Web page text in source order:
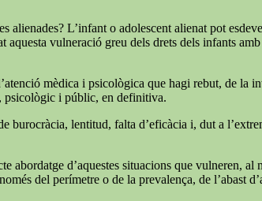
alienades? L’infant o adolescent alienat pot
aquesta vulneració greu dels drets dels infants
mèdica i psicològica que hagi rebut, de la
psicològic i públic, en definitiva.
burocràcia, lentitud, falta d’eficàcia i, dut a
d’aquestes situacions que vulneren, al
del perímetre o de la prevalença, de l’abast